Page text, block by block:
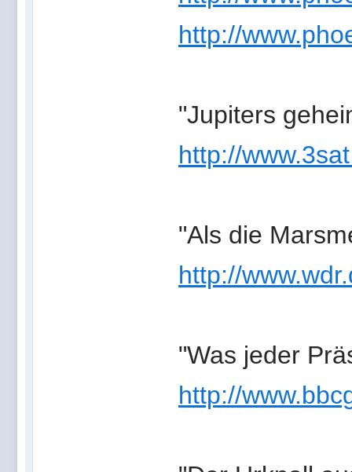
http://
"Jupiters
http://
"Als die
http://
"Was jeder
http://